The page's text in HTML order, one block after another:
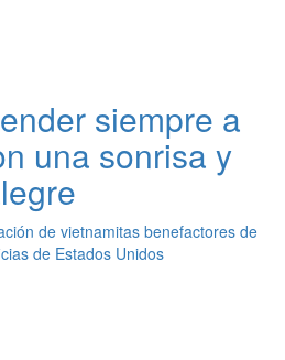
siempre a
una sonrisa y
de vietnamitas benefactores de
de Estados Unidos